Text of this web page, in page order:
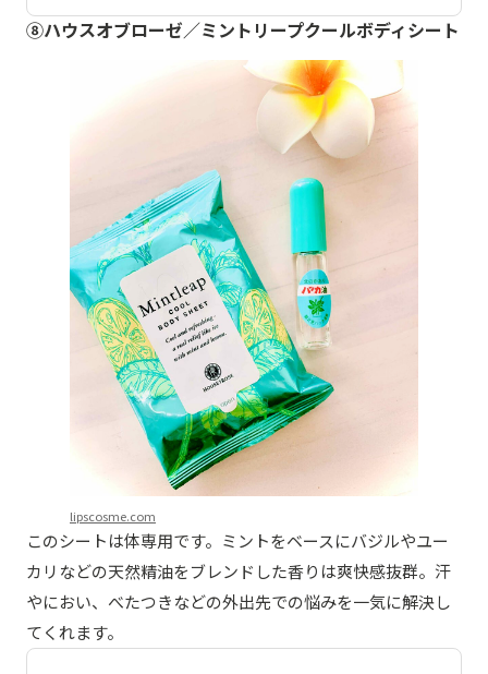
⑧ハウスオブローゼ／ミントリープクールボディシート
lipscosme.com
このシートは体専用です。ミントをベースにバジルやユー
カリなどの天然精油をブレンドした香りは爽快感抜群。汗
やにおい、べたつきなどの外出先での悩みを一気に解決し
てくれます。